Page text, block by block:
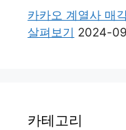
카카오 계열사 매
살펴보기 2024-
카테고리